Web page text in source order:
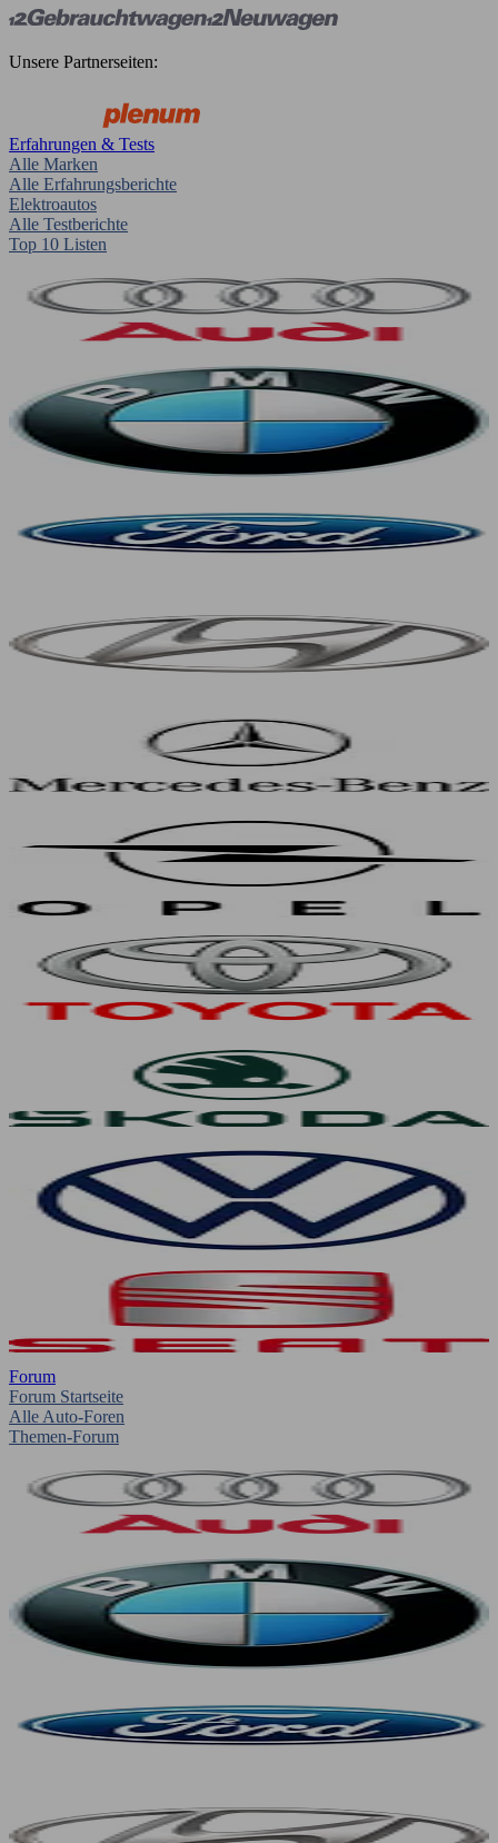
Unsere Partnerseiten:
Erfahrungen & Tests
Alle Marken
Alle Erfahrungsberichte
Elektroautos
Alle Testberichte
Top 10 Listen
Forum
Forum Startseite
Alle Auto-Foren
Themen-Forum